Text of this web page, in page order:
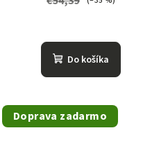
v
o
Do košíka
Doprava zadarmo